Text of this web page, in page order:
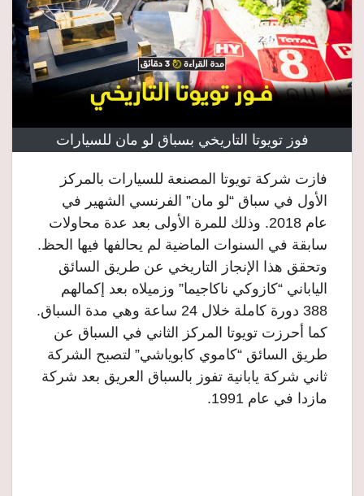
فوز تويوتا التاريخي بسباق لو مان للسيارات
فازت شركة تويوتا المصنعة للسيارات بالمركز
الأول في سباق “لو مان” الفرنسي الشهير في
عام 2018. وذلك للمرة الأولى بعد عدة محاولات
سابقة في السنوات الماضية لم يحالفها فيها الحظ.
وتحقق هذا الإنجاز التاريخي عن طريق السائق
الياباني “كازوكي ناكاجيما” وزميلاه بعد إكمالهم
388 دورة كاملة خلال 24 ساعة وهي مدة السباق.
كما أحرزت تويوتا المركز الثاني في السباق عن
طريق السائق “كاموي كابوياشي” لتصبح الشركة
ثاني شركة يابانية تفوز بالسباق العريق بعد شركة
مازدا في عام 1991.